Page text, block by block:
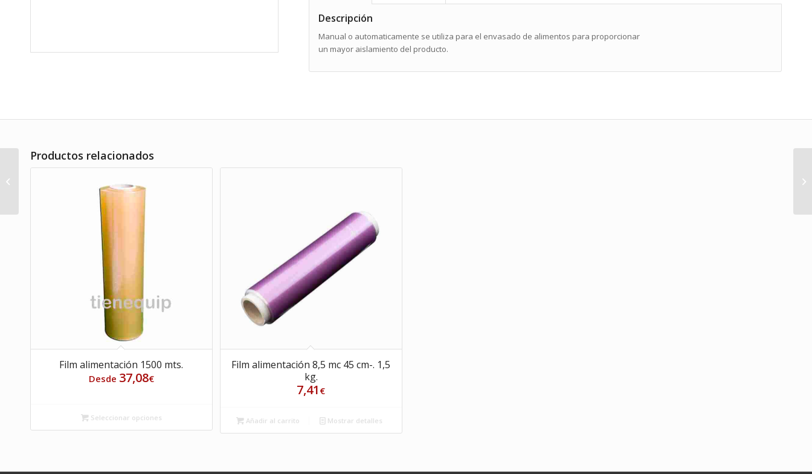
Descripción
Manual o automaticamente se utiliza para el envasado de alimentos para proporcionar
un mayor aislamiento del producto.
Productos relacionados
Film alimentación 1500 mts.
Desde 37,08€
Seleccionar opciones
Film alimentación 8,5 mc 45 cm-. 1,5
kg.
7,41 €
Añadir al carrito Mostrar detalles
Vaso chiquito